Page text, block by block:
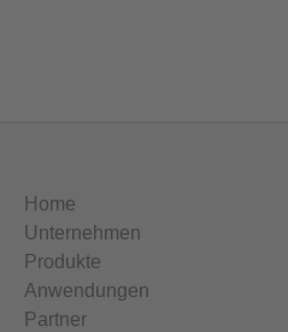
Home
Unternehmen
Produkte
Anwendungen
Partner